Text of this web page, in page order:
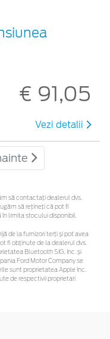
€ 91,05
Vezi detalii
să contactaţi dealerul dvs.
să rețineți că pot fi
în limita stocului disponibil.
de la furnizori terți și pot avea
fi obținute de la dealerul dvs.
Bluetooth SIG, Inc. și
Ford Motor Company se
sunt proprietatea Apple Inc.
de respectivii proprietari